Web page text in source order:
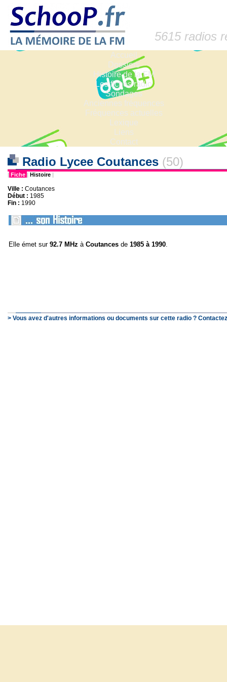
5615 radios
Accueil
Dossiers
Histoire de la FM
Les fiches radio
Sondages
Anciennes fréquences
Fréquences actuelles
Lexique
Liens
Contact
Radio Lycee Coutances (50)
| Fiche | Histoire |
Ville : Coutances
Début : 1985
Fin : 1990
Elle émet sur92.7 MHz à Coutances de 1985 à 1990.
> Vous avez d'autres informations ou documents sur cette radio ?